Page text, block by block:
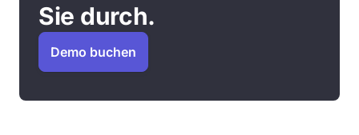
Sie durch.
Demo buchen